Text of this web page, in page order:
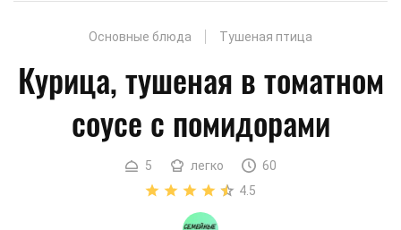
Основные блюда Тушеная птица
Курица, тушеная в томатном
соусе с помидорами
5 легко
60
4.5